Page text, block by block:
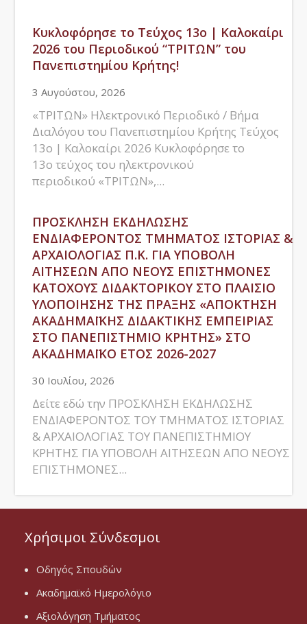
Κυκλοφόρησε το Τεύχος 13ο | Καλοκαίρι
2026 του Περιοδικού “ΤΡΙΤΩΝ” του
Πανεπιστημίου Κρήτης!
3 Αυγούστου, 2026
«ΤΡΙΤΩΝ» Ηλεκτρονικό Περιοδικό / Βήμα
Διαλόγου του Πανεπιστημίου Κρήτης Τεύχος
13ο | Καλοκαίρι 2026 Κυκλοφόρησε το
13o τεύχος του ηλεκτρονικού
περιοδικού «ΤΡΙΤΩΝ»,...
ΠΡΟΣΚΛΗΣΗ ΕΚΔΗΛΩΣΗΣ
ΕΝΔΙΑΦΕΡΟΝΤΟΣ ΤΜΗΜΑΤΟΣ ΙΣΤΟΡΙΑΣ &
ΑΡΧΑΙΟΛΟΓΙΑΣ Π.Κ. ΓΙΑ ΥΠΟΒΟΛΗ
ΑΙΤΗΣΕΩΝ ΑΠΟ ΝΕΟΥΣ ΕΠΙΣΤΗΜΟΝΕΣ
ΚΑΤΟΧΟΥΣ ΔΙΔΑΚΤΟΡΙΚΟΥ ΣΤΟ ΠΛΑΙΣΙΟ
ΥΛΟΠΟΙΗΣΗΣ ΤΗΣ ΠΡΑΞΗΣ «ΑΠΟΚΤΗΣΗ
ΑΚΑΔΗΜΑΪΚΗΣ ΔΙΔΑΚΤΙΚΗΣ ΕΜΠΕΙΡΙΑΣ
ΣΤΟ ΠΑΝΕΠΙΣΤΗΜΙΟ ΚΡΗΤΗΣ» ΣΤΟ
ΑΚΑΔΗΜΑΪΚΟ ΕΤΟΣ 2026-2027
30 Ιουλίου, 2026
Δείτε εδώ την ΠΡΟΣΚΛΗΣΗ ΕΚΔΗΛΩΣΗΣ
ΕΝΔΙΑΦΕΡΟΝΤΟΣ ΤΟΥ ΤΜΗΜΑΤΟΣ ΙΣΤΟΡΙΑΣ
& ΑΡΧΑΙΟΛΟΓΙΑΣ ΤΟΥ ΠΑΝΕΠΙΣΤΗΜΙΟΥ
ΚΡΗΤΗΣ ΓΙΑ ΥΠΟΒΟΛΗ ΑΙΤΗΣΕΩΝ ΑΠΟ ΝΕΟΥΣ
ΕΠΙΣΤΗΜΟΝΕΣ...
Χρήσιμοι Σύνδεσμοι
Οδηγός Σπουδών
Ακαδημαϊκό Ημερολόγιο
Αξιολόγηση Τμήματος